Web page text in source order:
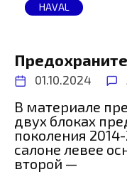
HAVAL
01.10.2024
В материале
двух блоках
поколения
салоне левее
второй —